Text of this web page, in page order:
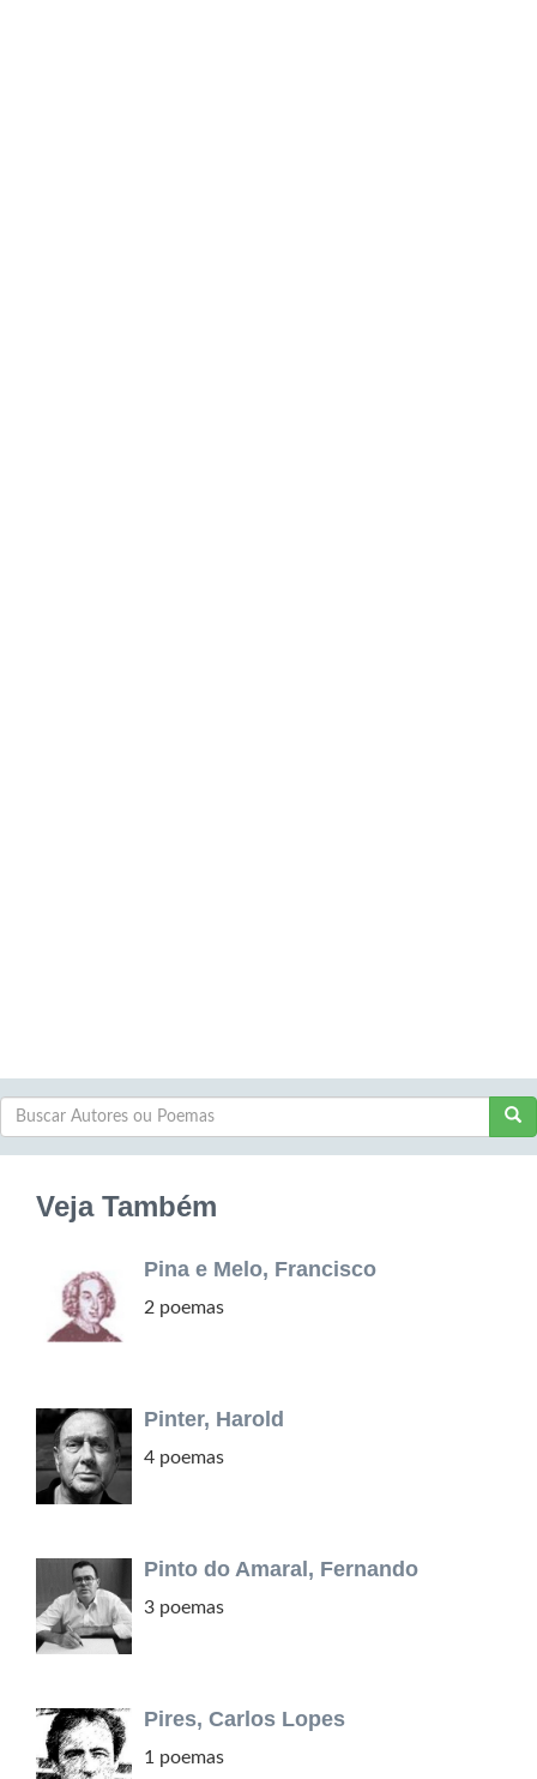
Veja Também
Pina e Melo, Francisco
2 poemas
Pinter, Harold
4 poemas
Pinto do Amaral, Fernando
3 poemas
Pires, Carlos Lopes
1 poemas